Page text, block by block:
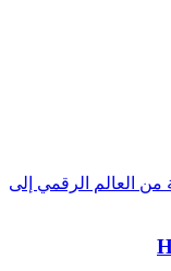
من العالم الرقمي إلى